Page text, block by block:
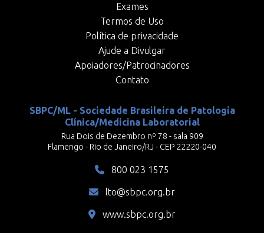
Exames
Termos de Uso
Política de privacidade
Ajude a Divulgar
Apoiadores/Patrocinadores
Contato
SBPC/ML - Sociedade Brasileira de Patologia
Clínica/Medicina Laboratorial
Rua Dois de Dezembro nº 78 - sala 909
Flamengo - Rio de Janeiro/RJ - CEP 22220-040
800 023 1575
lto@sbpc.org.br
www.sbpc.org.br